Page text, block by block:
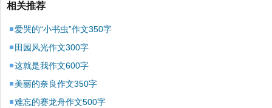
相关推荐
爱哭的“小书虫”作文350字
田园风光作文300字
这就是我作文600字
美丽的奈良作文350字
难忘的赛龙舟作文500字